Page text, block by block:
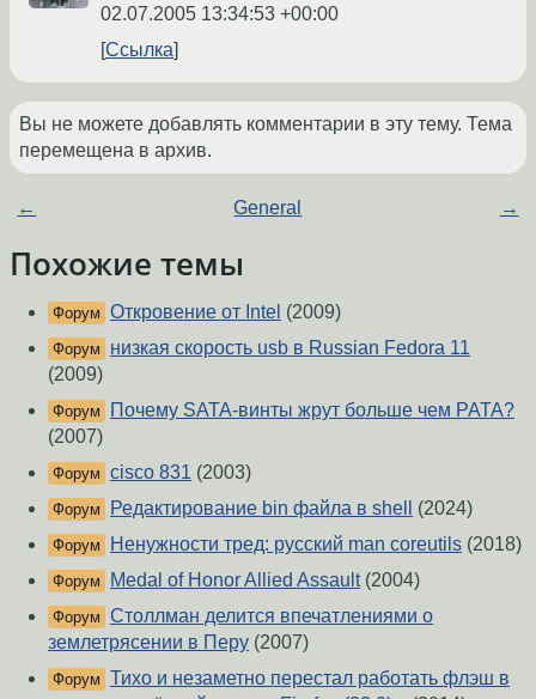
02.07.2005 13:34:53 +00:00
Ссылка
Вы не можете добавлять комментарии в эту тему. Тема
перемещена в архив.
← General →
Похожие темы
Форум Откровение от Intel (2009)
Форум
низкая скорость usb в Russian Fedora 11
(2009)
Форум
Почему SATA-винты жрут больше чем PATA?
(2007)
Форум cisco 831 (2003)
Форум Редактирование bin файла в shell (2024)
Форум Ненужности тред: русский man coreutils (2018)
Форум Medal of Honor Allied Assault(2004)
Форум Столлман делится впечатлениями о
землетрясении в Перу (2007)
Форум Тихо и незаметно перестал работать флэш в